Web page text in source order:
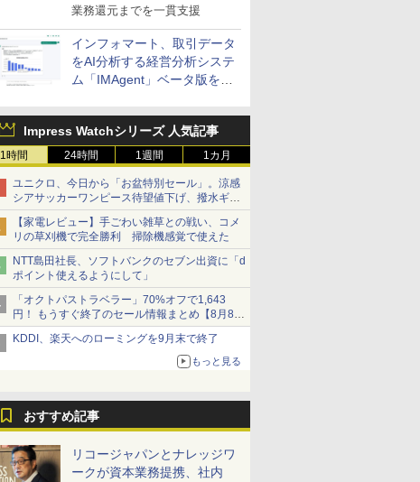
業務還元までを一貫支援
インフォマート、取引データ
をAI分析する経営分析システ
ム「IMAgent」ベータ版を提
Impress Watchシリーズ 人気記事
1時間 24時間 1週間 1カ月
ユニクロ、今日から「お盆特別セール」。涼感
シアサッカーワンピース待望値下げ、撥水ギア
ショーツは1990円に
【家電レビュー】手ごわい雑草との戦い、コメ
リの草刈機で完全勝利 掃除機感覚で使えた
NTT島田社長、ソフトバンクのセブン出資に「d
ポイント使えるようにして」
「オクトパストラベラー」70%オフで1,643
円！ もうすぐ終了のセール情報まとめ【8月8日
更新】
ニンテンドーeショップでは「大神 絶景版」が
KDDI、楽天へのローミングを9月末で終了
もっと見る
おすすめ記事
リコージャパンとナレッジワ
ークが資本業務提携、社内